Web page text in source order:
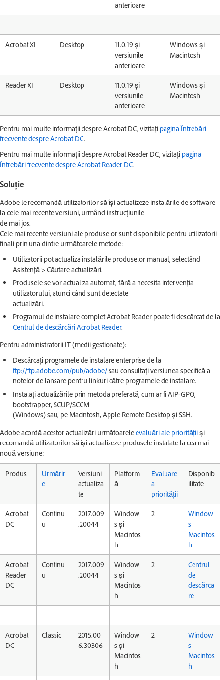
anterioare
Acrobat XI Desktop
11.0.19 și
versiunile
anterioare
Windows și
Macintosh
Reader XI Desktop
11.0.19 și
versiunile
anterioare
Windows și
Macintosh
Pentru mai multe informații despre Acrobat DC, vizitați pagina Întrebări
frecvente despre Acrobat DC.
Pentru mai multe informații despre Acrobat Reader DC, vizitați pagina
Întrebări frecvente despre Acrobat Reader DC.
Soluție
Adobe le recomandă utilizatorilor să își actualizeze instalările de software
la cele mai recente versiuni, urmând instrucțiunile
de mai jos.
Cele mai recente versiuni ale produselor sunt disponibile pentru utilizatorii
finali prin una dintre următoarele metode:
Utilizatorii pot actualiza instalările produselor manual, selectând
Asistență > Căutare actualizări.
Produsele se vor actualiza automat, fără a necesita intervenția
utilizatorului, atunci când sunt detectate
actualizări.
Programul de instalare complet Acrobat Reader poate fi descărcat de la
Centrul de descărcări Acrobat Reader.
Pentru administratorii IT (medii gestionate):
Descărcați programele de instalare enterprise de la
ftp://ftp.adobe.com/pub/adobe/sau consultați versiunea specifică a
notelor de lansare pentru linkuri către programele de instalare.
Instalați actualizările prin metoda preferată, cum ar fi AIP-GPO,
bootstrapper, SCUP/SCCM
(Windows) sau, pe Macintosh, Apple Remote Desktop și SSH.
Adobe acordă acestor actualizări următoareleevaluări ale prioritățiiși
recomandă utilizatorilor să își actualizeze produsele instalate la cea mai
nouă versiune:
Produs
Urmărir
e
Versiuni
actualiza
te
Platform
ă
Evaluare
a
priorității
Disponib
ilitate
Acrobat
DC
Continu
u
2017.009
.20044
Window
s și
Macintos
h
2
Window
s
Macintos
h
Acrobat
Reader
DC
Continu
u
2017.009
.20044
Window
s și
Macintos
h
2
Centrul
de
descărca
re
Acrobat
DC
Classic
2015.00
6.30306
Window
s și
Macintos
h
2
Window
s
Macintos
h